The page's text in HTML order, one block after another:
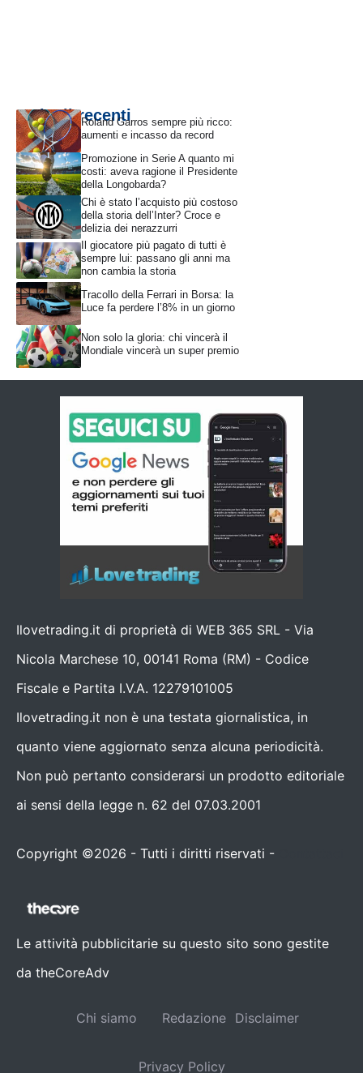
Articoli recentiRoland Garros sempre più ricco:
aumenti e incasso da record
Promozione in Serie A quanto mi
costi: aveva ragione il Presidente
della Longobarda?
Chi è stato l’acquisto più costoso
della storia dell’Inter? Croce e
delizia dei nerazzurri
Il giocatore più pagato di tutti è
sempre lui: passano gli anni ma
non cambia la storia
Tracollo della Ferrari in Borsa: la
Luce fa perdere l’8% in un giorno
Non solo la gloria: chi vincerà il
Mondiale vincerà un super premio
Ilovetrading.it di proprietà di WEB 365 SRL - Via
Nicola Marchese 10, 00141 Roma (RM) - Codice
Fiscale e Partita I.V.A. 12279101005
Ilovetrading.it non è una testata giornalistica, in
quanto viene aggiornato senza alcuna periodicità.
Non può pertanto considerarsi un prodotto editoriale
ai sensi della legge n. 62 del 07.03.2001
Copyright ©2026 - Tutti i diritti riservati -
Le attività pubblicitarie su questo sito sono gestite
da theCoreAdv
Chi siamo Redazione Disclaimer
Privacy Policy